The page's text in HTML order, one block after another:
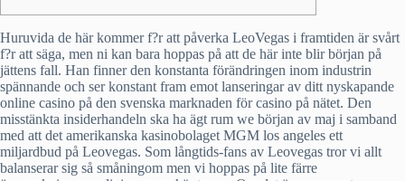
Huruvida de här kommer f?r att påverka LeoVegas i framtiden är svårt
f?r att säga, men ni kan bara hoppas på att de här inte blir början på
jättens fall. Han finner den konstanta förändringen inom industrin
spännande och ser konstant fram emot lanseringar av ditt nyskapande
online casino på den svenska marknaden för casino på nätet. Den
misstänkta insiderhandeln ska ha ägt rum we början av maj i samband
med att det amerikanska kasinobolaget MGM los angeles ett
miljardbud på Leovegas. Som långtids-fans av Leovegas tror vi allt
balanserar sig så småningom men vi hoppas på lite färre